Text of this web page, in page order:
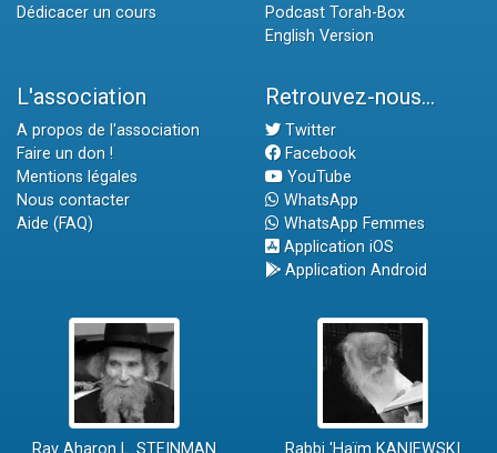
Dédicacer un cours
Podcast Torah-Box
English Version
L'association
A propos de l'association
Faire un don !
Mentions légales
Nous contacter
Aide (FAQ)
Retrouvez-nous...
Twitter
Facebook
YouTube
WhatsApp
WhatsApp Femmes
Application iOS
Application Android
Rav Aharon L. STEINMAN Rabbi 'Haïm KANIEWSKI